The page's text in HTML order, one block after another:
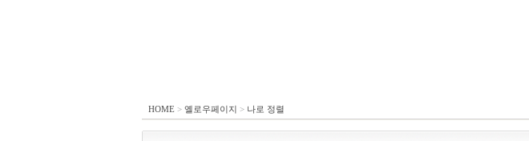
HOME > 옐로우페이지 > 나로 정렬